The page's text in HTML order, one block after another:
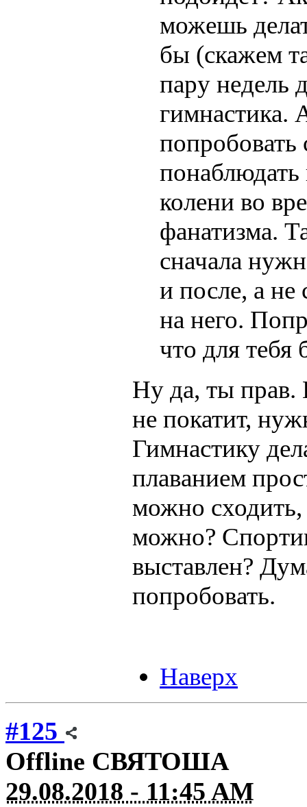
можешь
бы (скажем
пару недель
гимнастика.
попробовать
понаблюдать
колени во
фанатизма.
сначала
и после, а не
на него.
что для
Ну да, ты прав.
не покатит,
Гимнастику
плаванием
можно сходить,
можно?
выставлен?
попробовать.
Наверх
#125
Offline СВЯТОША
29.08.2018 - 11:45 AM